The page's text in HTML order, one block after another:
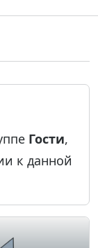
Гости,
к данной